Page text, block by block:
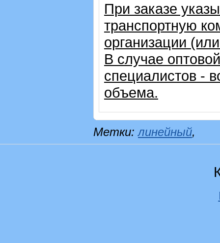
При заказе
транспортную
организации
В случае
специалистов -
объема.
Метки:линейный,